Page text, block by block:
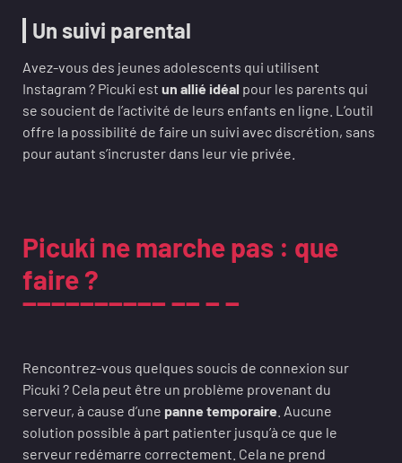
Un suivi parental
Avez-vous des jeunes adolescents qui utilisent
Instagram ? Picuki est un allié idéal pour les parents qui
se soucient de l’activité de leurs enfants en ligne. L’outil
offre la possibilité de faire un suivi avec discrétion, sans
pour autant s’incruster dans leur vie privée.
Picuki ne marche pas : que
faire ?
Rencontrez-vous quelques soucis de connexion sur
Picuki ? Cela peut être un problème provenant du
serveur, à cause d’une panne temporaire . Aucune
solution possible à part patienter jusqu’à ce que le
serveur redémarre correctement. Cela ne prend